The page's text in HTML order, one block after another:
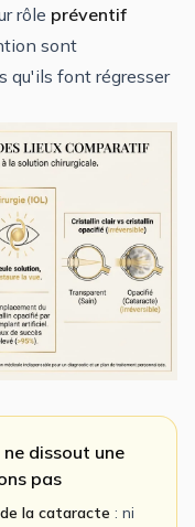
rôle préventif
sont
qu'ils font régresser
dissout une
pas
la cataracte : ni